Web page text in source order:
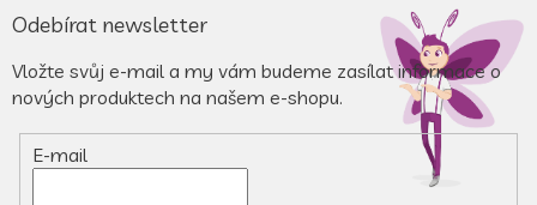
á
a
Odebírat newsletter
Vložte svůj e-mail a my vám budeme zasílat informace o
nových produktech na našem e-shopu.
E-mail